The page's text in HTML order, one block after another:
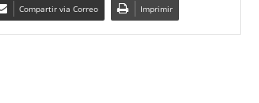
Compartir via Correo Imprimir